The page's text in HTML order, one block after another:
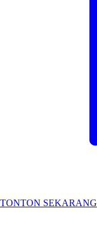
TONTON SEKARANG